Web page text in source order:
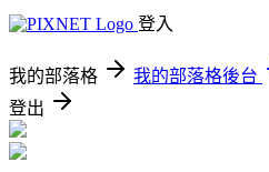
登入
我的部落格 我的部落格後台
登出